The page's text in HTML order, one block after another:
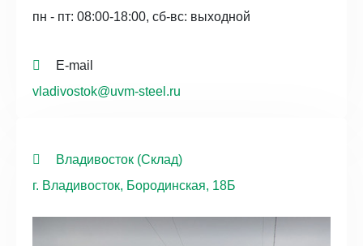
пн - пт: 08:00-18:00, сб-вс: выходной
E-mail
vladivostok@uvm-steel.ru
Владивосток (Склад)
г. Владивосток, Бородинская, 18Б